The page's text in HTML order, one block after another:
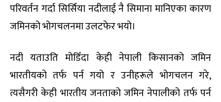
परिवर्तन गर्दा सिर्सिया नदीलाई नै सिमाना मानिएका कारण
जमिनको भोगचलनमा उलटफेर भयो।
नदी यताउति मोडिँदा केही नेपाली किसानको जमिन
भारतीयको तर्फ पर्न गयो र उनीहरूले भोगचलन गरे,
त्यसैगरी केही भारतीय जनताको जमिन नेपालीको तर्फ पर्न